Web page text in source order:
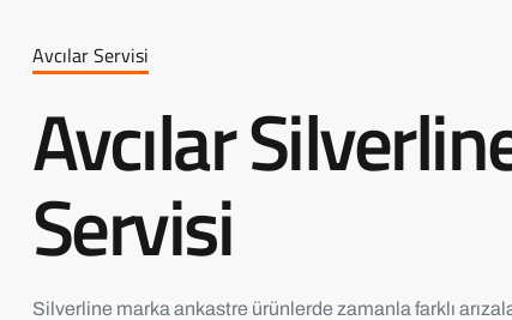
Avcılar Servisi
Avcılar
Servisi
Silverline marka ankastre ürünlerde zamanla farklı